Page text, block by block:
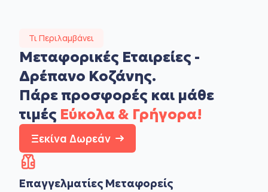
Τι Περιλαμβάνει
Μεταφορικές Εταιρείες -
Δρέπανο Κοζάνης.
Πάρε προσφορές και μάθε
τιμές Εύκολα & Γρήγορα!
Ξεκίνα Δωρεάν
Επαγγελματίες Μεταφορείς